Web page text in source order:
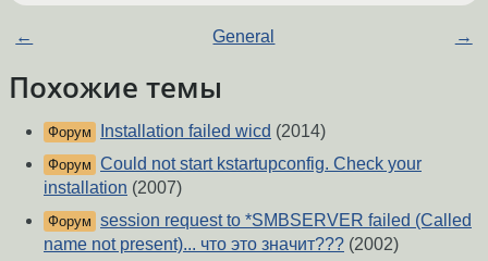
← General →
Похожие темы
Форум Installation failed wicd (2014)
Форум Could not start kstartupconfig. Check your
installation (2007)
Форум session request to *SMBSERVER failed (Called
name not present)... что это значит??? (2002)